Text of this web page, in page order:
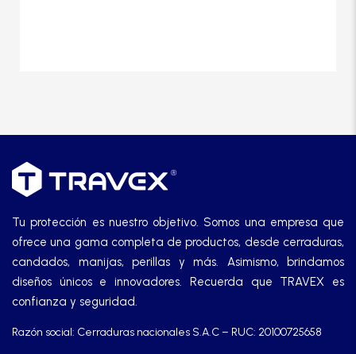
TANKE
Tu protección es nuestro objetivo. Somos una empresa que
ofrece una gama completa de productos, desde cerraduras,
candados, manijas, perillas y más. Asimismo, brindamos
diseños únicos e innovadores. Recuerda que TRAVEX es
confianza y seguridad.
Razón social: Cerraduras nacionales S.A.C – RUC: 20100725658